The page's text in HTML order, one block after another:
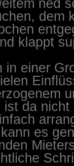
ned
dem
klappt
in einer
da
es